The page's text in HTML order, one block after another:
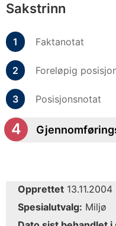
Sakstrinn
Faktanotat
Foreløpig
Posisjonsnotat
Opprettet 13.11.2004
Spesialutvalg: Miljø